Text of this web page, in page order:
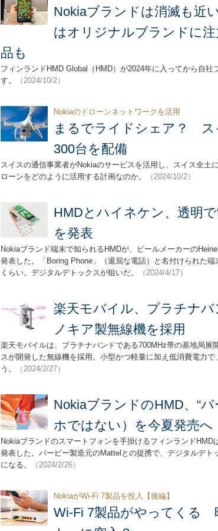
Nokiaブランドは消滅も近
はオリジナルブランドに
品も
フィンランドHMD Global（HMD）が2024年に入ってから自社
す。
（2024/10/2）
Nokiaのドローンネットワークを活用
まるでライドシェア？ ス
300台を配備
スイスの通信事業者がNokiaのサービスを活用し、スイス全土
ローンをどのように活用する計画なのか。
（2024/10/2）
HMDとハイネケン、透明
を発表
Nokiaブランド端末で知られるHMDが、ビールメーカーの
発表した。「Boring Phone」（退屈な電話）と名付けられた
くらい。デジタルデトックスが狙いだ。
（2024/4/17）
楽天モバイル、プラチナバ
ノキア製無線機を採用
楽天モバイルは、プラチナバンドである700MHz帯の基地局展
スが開発した無線機を採用。小型かつ軽量に加え低消費電力
う。
（2024/2/27）
NokiaブランドのHMD、“
ホではない）を今夏発売へ
Nokiaブランドのスマートフォンを手掛けるフィンランドHMD
発表した。バービー製造元のMattelとの提携で、デジタルデト
になる。
（2024/2/26）
NokiaがWi-Fi 7製品を投入【後編】
Wi-Fi 7製品がやってくる